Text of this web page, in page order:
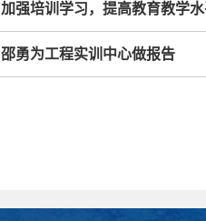
加强培训学习，提高教育教学
邵勇为工程实训中心做报告